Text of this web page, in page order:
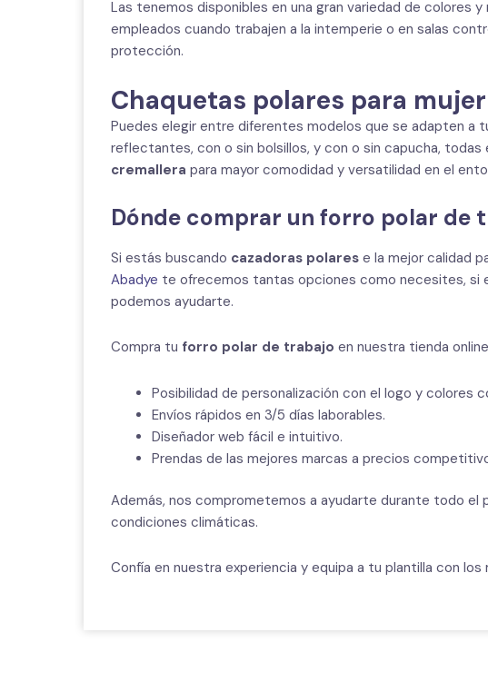
Las tenemos disponibles en una gran variedad de colores
empleados cuando trabajen a la intemperie o en salas
protección.
Chaquetas polares para mujer
Puedes elegir entre diferentes modelos que se adapten
reflectantes, con o sin bolsillos, y con o sin capucha,
cremallera para mayor comodidad y versatilidad en el
Dónde comprar un forro polar de
Si estás buscando cazadoras polares e la mejor calidad
Abadye te ofrecemos tantas opciones como necesites, si
podemos ayudarte.
Compra tu forro polar de trabajo en nuestra tienda
Posibilidad de personalización con el logo y colores
Envíos rápidos en 3/5 días laborables.
Diseñador web fácil e intuitivo.
Prendas de las mejores marcas a precios
Además, nos comprometemos a ayudarte durante todo el
condiciones climáticas.
Confía en nuestra experiencia y equipa a tu plantilla con